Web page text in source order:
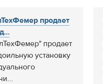
продает
продает
установку